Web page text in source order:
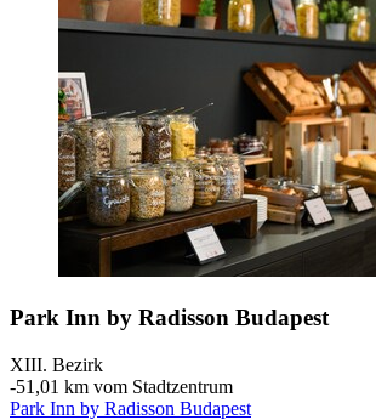
Park Inn by Radisson Budapest
XIII. Bezirk
‐51,01 km vom Stadtzentrum
Park Inn by Radisson Budapest